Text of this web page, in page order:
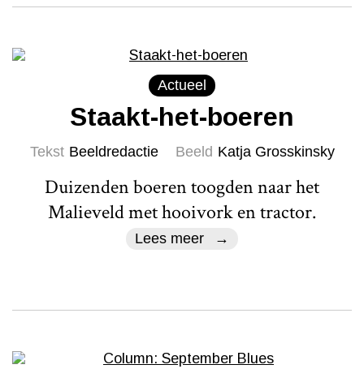
Actueel
Staakt-het-boeren
Tekst Beeldredactie Beeld Katja Grosskinsky
Duizenden boeren toogden naar het
Malieveld met hooivork en tractor.
Lees meer